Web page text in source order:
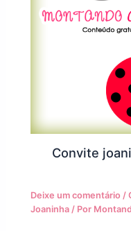
Convite
Deixe um comentário /
Joaninha / Por